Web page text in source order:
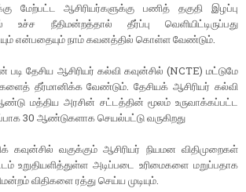
மேற்பட்ட ஆசிரியர்களுக்கு பணித் தகுதி இழப்பு
உச்ச நீதிமன்றத்தால் தீர்ப்பு வெளியிட்டிருப்பது
என்பதையும் நாம் கவனத்தில் கொள்ள வேண்டும்.
படி தேசிய ஆசிரியர் கல்வி கவுன்சில் (NCTE) மட்டுமே
தீர்மானிக்க வேண்டும். தேசியக் ஆசிரியர் கல்வி
மத்திய அரசின் சட்டத்தின் மூலம் உருவாக்கப்பட்ட
30 ஆண்டுகளாக செயல்பட்டு வருகிறது
கவுன்சில் வகுக்கும் ஆசிரியர் நியமன விதிமுறைகள்
உறுதியளித்துள்ள அடிப்படை உரிமைகளை மறுப்பதாக
விதிகளை ரத்து செய்ய முடியும்.